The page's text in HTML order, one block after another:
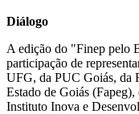
Diálogo
A edição do "Finep pelo
participação de
UFG, da PUC Goiás, da
Estado de Goiás
Instituto Inova e